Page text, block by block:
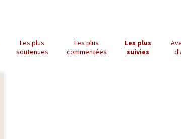
Les plus
soutenues
Les plus
commentées
Les plus
suivies